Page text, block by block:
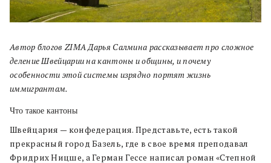
Автор блогов ZIMA Дарья Салмина рассказывает про сложное
деление Швейцарии на кантоны и общины, и почему
особенности этой системы изрядно портят жизнь
иммигрантам.
Что такое кантоны
Швейцария — конфедерация. Представьте, есть такой
прекрасный город Базель, где в свое время преподавал
Фридрих Ницше, а Герман Гессе написал роман «Степной